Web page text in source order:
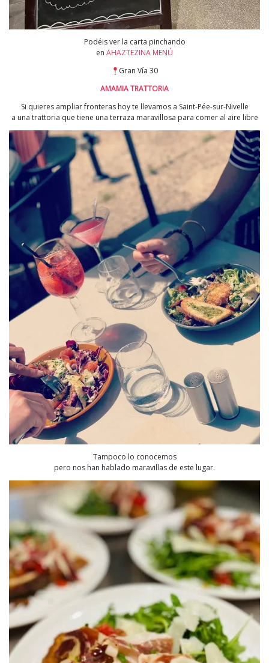
Podéis ver la carta pinchando
en AHAZTEZINA MENÚ
Gran Vía 30
AMAMIA TRATTORIA
Si quieres ampliar fronteras hoy te llevamos a Saint-Pée-sur-Nivelle
a una trattoria que tiene una terraza maravillosa para comer al aire libre
Tampoco lo conocemos
pero nos han hablado maravillas de este lugar.